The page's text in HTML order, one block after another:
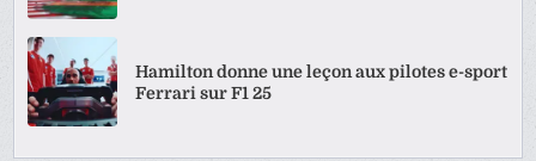
Hamilton donne une leçon aux pilotes e-sport
Ferrari sur F1 25